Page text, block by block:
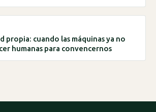
propia: cuando las máquinas ya no
humanas para convencernos